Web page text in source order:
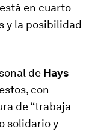
en cuarto
y la posibilidad
de Hays
con
de “trabaja
solidario y